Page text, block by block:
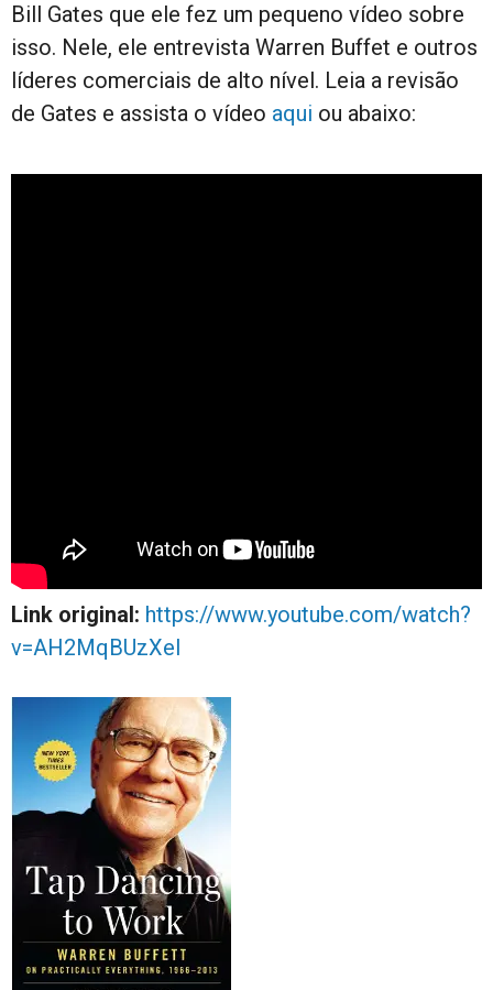
Bill Gates que ele fez um pequeno vídeo sobre
isso. Nele, ele entrevista Warren Buffet e outros
líderes comerciais de alto nível. Leia a revisão
de Gates e assista o vídeo aqui ou abaixo:
Link original: https://www.youtube.com/watch?
v=AH2MqBUzXeI